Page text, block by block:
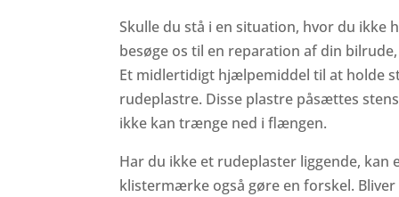
Skulle du stå i en situation, hvor du ikke
besøge os til en reparation af din
Et midlertidigt hjælpemiddel til at holde
rudeplastre. Disse plastre påsættes
ikke kan trænge ned i flængen.
Har du ikke et rudeplaster liggende, kan
klistermærke også gøre en forskel.